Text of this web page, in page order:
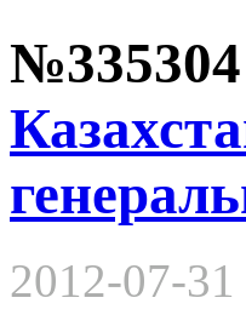
2012-07-